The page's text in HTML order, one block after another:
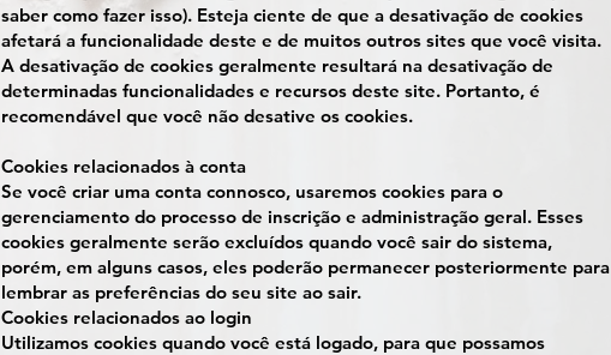
saber como fazer isso). Esteja ciente de que a desativação de cookies
afetará a funcionalidade deste e de muitos outros sites que você visita.
A desativação de cookies geralmente resultará na desativação de
determinadas funcionalidades e recursos deste site. Portanto, é
recomendável que você não desative os cookies.
Cookies relacionados à conta
Se você criar uma conta connosco, usaremos cookies para o
gerenciamento do processo de inscrição e administração geral. Esses
cookies geralmente serão excluídos quando você sair do sistema,
porém, em alguns casos, eles poderão permanecer posteriormente para
lembrar as preferências do seu site ao sair.
Cookies relacionados ao login
Utilizamos cookies quando você está logado, para que possamos